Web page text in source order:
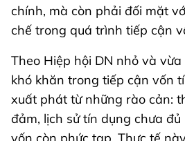
chính, mà còn phải đối mặt
chế trong quá trình tiếp cận
Theo Hiệp hội DN nhỏ và vừa
khó khăn trong tiếp cận vốn
xuất phát từ những rào cản:
đảm, lịch sử tín dụng chưa